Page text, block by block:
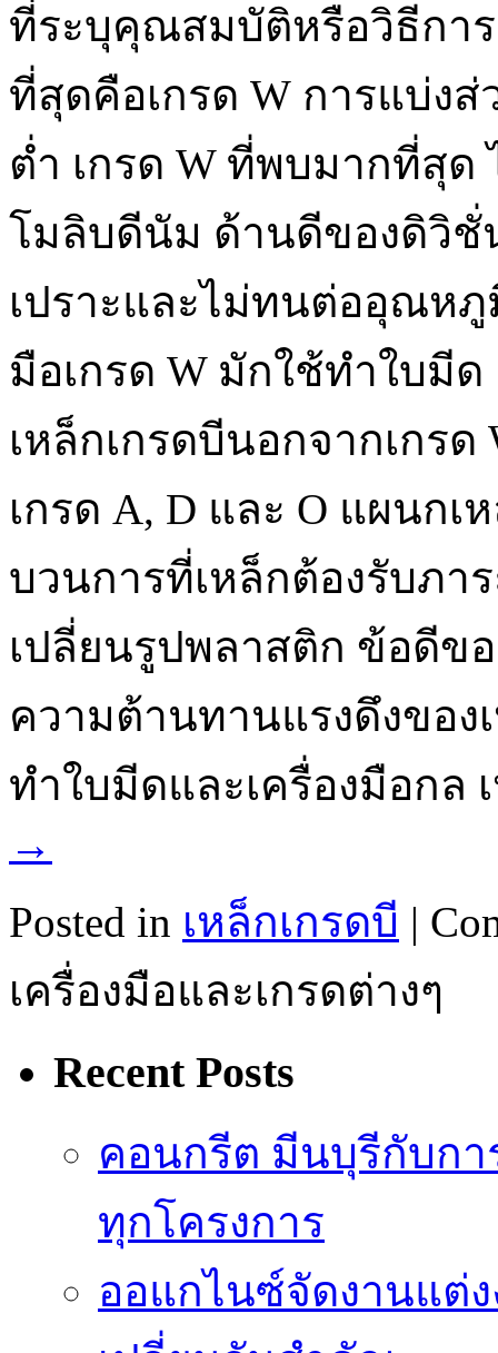
ที่ระบุคุณสมบัติหรือวิธีกา
ที่สุดคือเกรด W การแบ่ง
ต่ำ เกรด W ที่พบมากที่สุ
โมลิบดีนัม ด้านดีของดิวิ
เปราะและไม่ทนต่ออุณหภู
มือเกรด W มักใช้ทำใบมี
เหล็กเกรดบีนอกจากเกร
เกรด A, D และ O แผนก
บวนการที่เหล็กต้องรับภา
เปลี่ยนรูปพลาสติก ข้อดีข
ความต้านทานแรงดึงของ
ทำใบมีดและเครื่องมือกล
→
Posted in เหล็กเกรดบี |
เครื่องมือและเกรดต่างๆ
Recent Posts
คอนกรีต มีนบุรีกับกา
ทุกโครงการ
ออแกไนซ์จัดงานแต่